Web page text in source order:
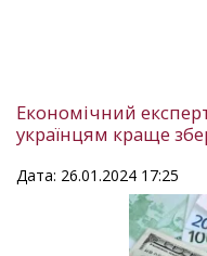
Економічний
українцям краще
Дата: 26.01.2024 17:25